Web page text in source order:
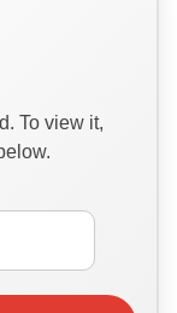
To view it,